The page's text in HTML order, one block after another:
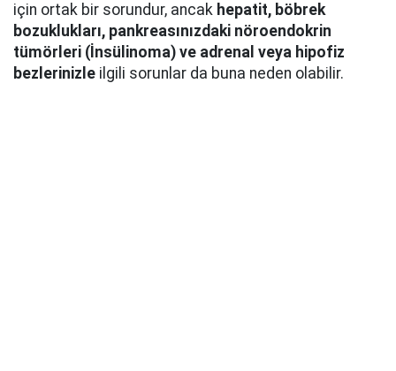
için ortak bir sorundur, ancak hepatit, böbrek
bozuklukları, pankreasınızdaki nöroendokrin
tümörleri (İnsülinoma) ve adrenal veya hipofiz
bezlerinizle ilgili sorunlar da buna neden olabilir.